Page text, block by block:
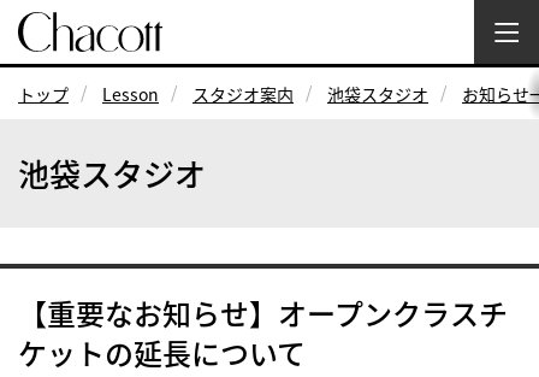
トップ Lesson スタジオ案内 池袋スタジオ お知らせ
池袋スタジオ
【重要なお知らせ】オープンクラスチ
ケットの延長について